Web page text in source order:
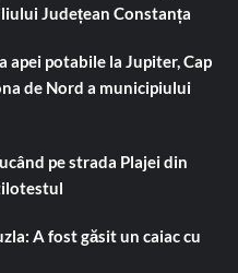
Județean Constanța
apei potabile la Jupiter, Cap
de Nord a municipiului
pe strada Plajei din
A fost găsit un caiac cu